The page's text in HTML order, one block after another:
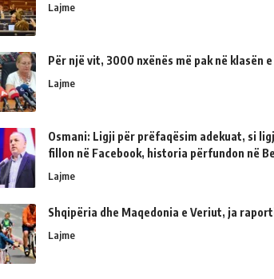
Lajme
Për një vit, 3000 nxënës më pak në klasën
Lajme
Osmani: Ligji për prëfaqësim adekuat, si
fillon në Facebook, historia përfundon në
Lajme
Shqipëria dhe Maqedonia e Veriut, ja
Lajme